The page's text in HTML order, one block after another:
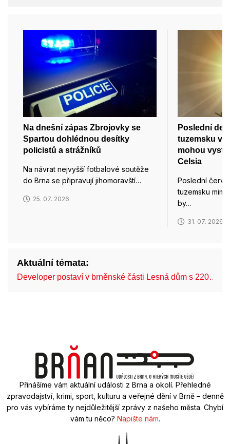
Na dnešní zápas Zbrojovky se
Spartou dohlédnou desítky
policistů a strážníků
Na návrat nejvyšší fotbalové soutěže
do Brna se připravují jihomoravští…
25. 07. 2026
Poslední
tuzemsku
mohou
Celsia
Poslední
tuzemsku
by…
31. 07. 2026
Aktuální témata:
Developer postaví v brněnské části Lesná dům s 220…
Přinášíme vám aktuální události z Brna a okolí. Přehledné
zpravodajství, krimi, sport, kulturu a veřejné dění v Brně – denně
pro vás vybíráme ty nejdůležitější zprávy z našeho města. Chybí
vám tu něco? Napište nám.